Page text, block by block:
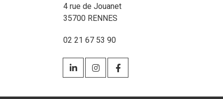
4 rue de Jouanet
35700 RENNES
02 21 67 53 90